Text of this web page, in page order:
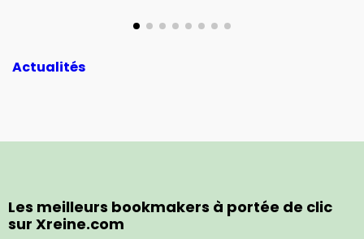
Actualités
Les meilleurs bookmakers à portée de clic
sur Xreine.com